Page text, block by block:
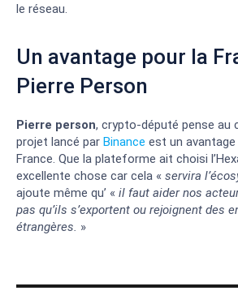
le réseau.
Un avantage pour la
Pierre Person
Pierre person, crypto-député pense au
projet lancé par Binance est un
France. Que la plateforme ait choisi
excellente chose car cela « servira
ajoute même qu’ « il faut aider nos
pas qu’ils s’exportent ou rejoignent des
étrangères. »